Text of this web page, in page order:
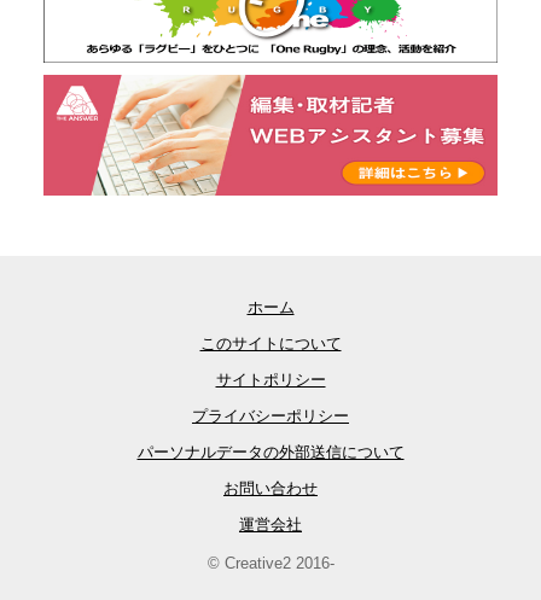
ホーム
このサイトについて
サイトポリシー
プライバシーポリシー
パーソナルデータの外部送信について
お問い合わせ
運営会社
© Creative2 2016-